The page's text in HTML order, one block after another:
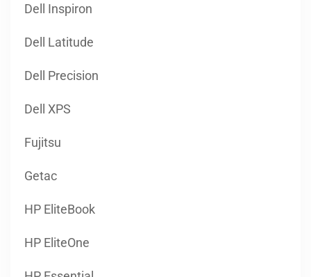
Dell Inspiron
Dell Latitude
Dell Precision
Dell XPS
Fujitsu
Getac
HP EliteBook
HP EliteOne